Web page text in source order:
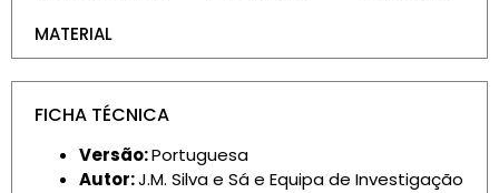
MATERIAL
FICHA TÉCNICA
Versão:Portuguesa
Autor:J.M. Silva e Sá e Equipa de Investigação